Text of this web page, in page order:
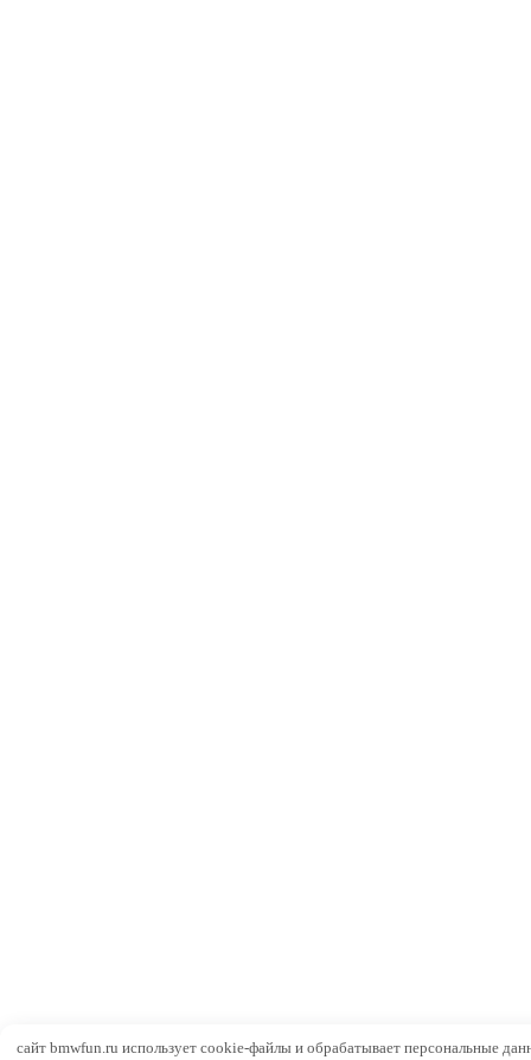
сайт bmwfun.ru использует cookie-файлы и обрабатывает персональные